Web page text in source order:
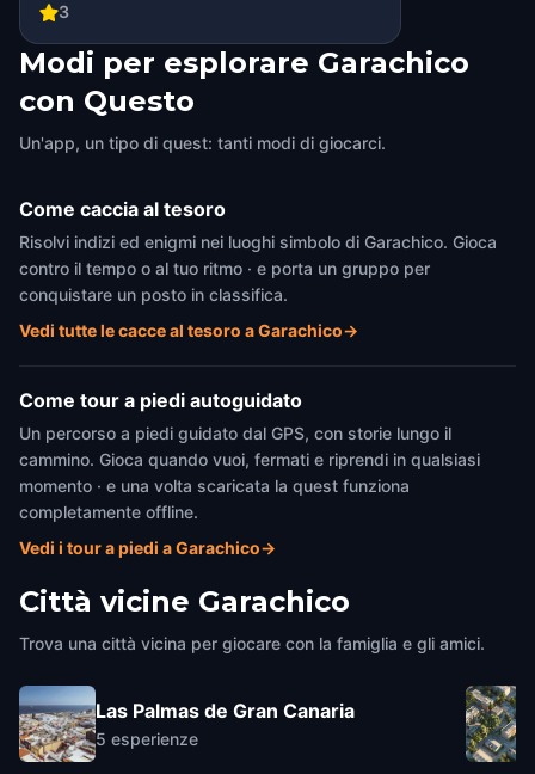
3
Modi per esplorare Garachico
con Questo
Un'app, un tipo di quest: tanti modi di giocarci.
Come caccia al tesoro
Risolvi indizi ed enigmi nei luoghi simbolo di Garachico. Gioca
contro il tempo o al tuo ritmo · e porta un gruppo per
conquistare un posto in classifica.
Vedi tutte le cacce al tesoro a Garachico→
Come tour a piedi autoguidato
Un percorso a piedi guidato dal GPS, con storie lungo il
cammino. Gioca quando vuoi, fermati e riprendi in qualsiasi
momento · e una volta scaricata la quest funziona
completamente offline.
Vedi i tour a piedi a Garachico→
Città vicine Garachico
Trova una città vicina per giocare con la famiglia e gli amici.
Las Palmas de Gran Canaria
5 esperienze